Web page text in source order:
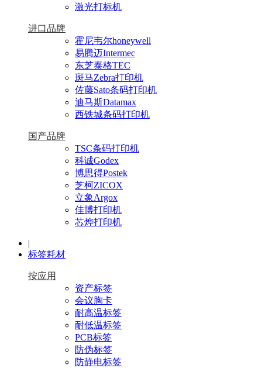
激光打标机
进口品牌
霍尼韦尔honeywell
易腾迈Intermec
东芝泰格TEC
斑马Zebra打印机
佐藤Sato条码打印机
迪马斯Datamax
西铁城条码打印机
国产品牌
TSC条码打印机
科诚Godex
博思得Postek
芝柯ZICOX
立象Argox
佳博打印机
芯烨打印机
|
标签耗材
按应用
资产标签
会议胸卡
耐高温标签
耐低温标签
PCB标签
防伪标签
防静电标签